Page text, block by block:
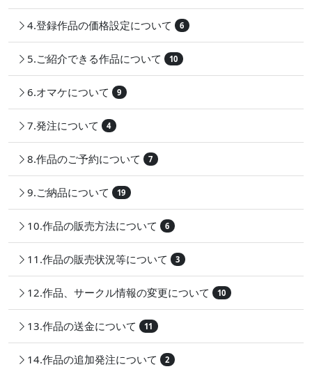
4.登録作品の価格設定について 6
5.ご紹介できる作品について 10
6.オマケについて 9
7.発注について 4
8.作品のご予約について 7
9.ご納品について 19
10.作品の販売方法について 6
11.作品の販売状況等について 3
12.作品、サークル情報の変更について 10
13.作品の送金について 11
14.作品の追加発注について 2